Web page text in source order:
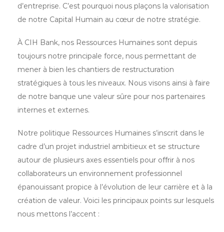
d’entreprise. C’est pourquoi nous plaçons la valorisation
de notre Capital Humain au cœur de notre stratégie.
À CIH Bank, nos Ressources Humaines sont depuis
toujours notre principale force, nous permettant de
mener à bien les chantiers de restructuration
stratégiques à tous les niveaux. Nous visons ainsi à faire
de notre banque une valeur sûre pour nos partenaires
internes et externes.
Notre politique Ressources Humaines s’inscrit dans le
cadre d’un projet industriel ambitieux et se structure
autour de plusieurs axes essentiels pour offrir à nos
collaborateurs un environnement professionnel
épanouissant propice à l’évolution de leur carrière et à la
création de valeur. Voici les principaux points sur lesquels
nous mettons l’accent :